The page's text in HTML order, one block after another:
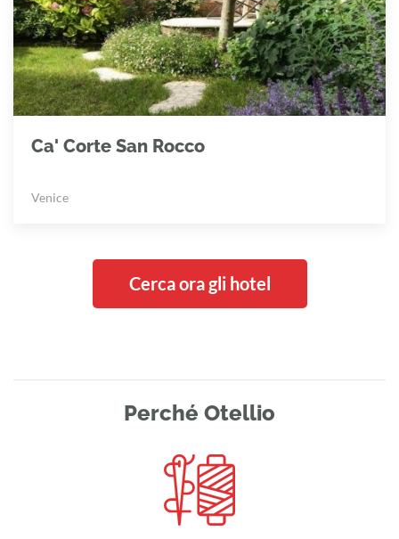
Ca' Corte San Rocco
Venice
Cerca ora gli hotel
Perché Otellio